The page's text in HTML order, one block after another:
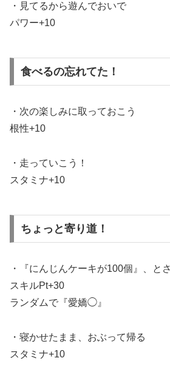
・見てるから遊んでおいで
パワー+10
食べるの忘れてた！
・次の楽しみに取っておこう
根性+10
・走っていこう！
スタミナ+10
ちょっと寄り道！
・『にんじんケーキが100個』、と
スキルPt+30
ランダムで『愛嬌◯』
・寝かせたまま、おぶって帰る
スタミナ+10